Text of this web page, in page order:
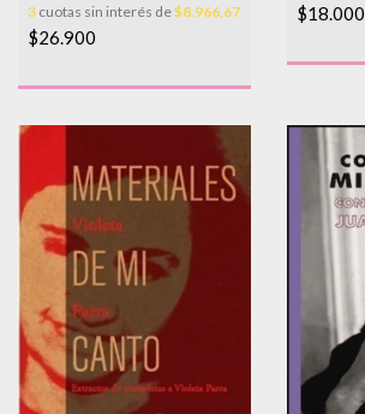
3 cuotas sin interés de$8.966,67
$26.900
$18.000